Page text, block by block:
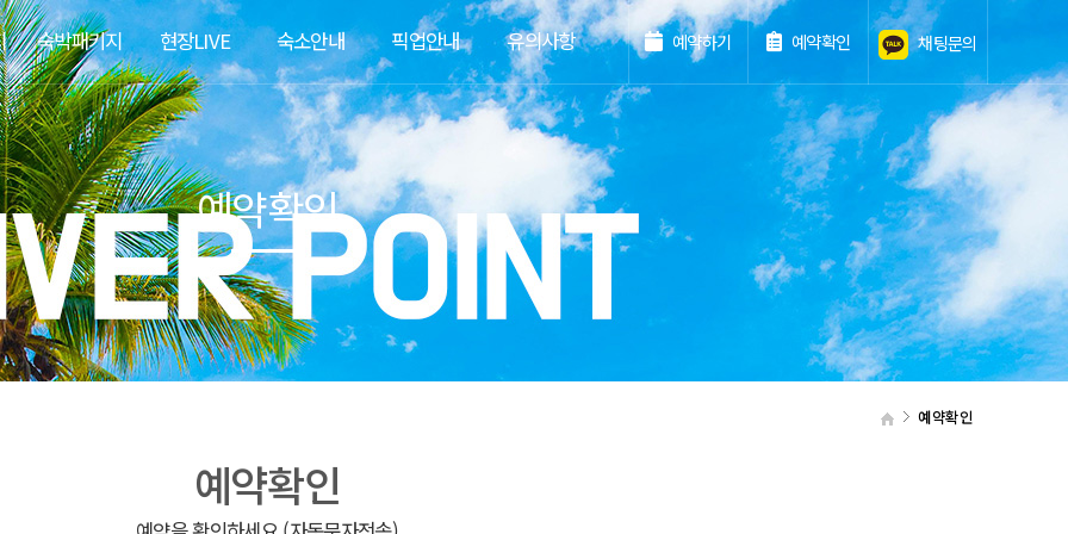
숙박패키지 현장LIVE 숙소안내 픽업안내 유의사항 예약하기 예약확인 채팅문의
예약확인
예약확인
예약확인